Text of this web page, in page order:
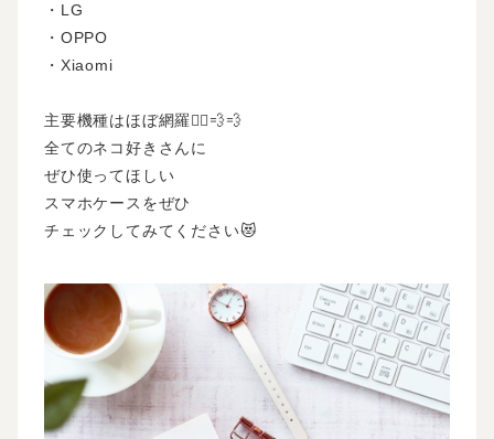
・LG
・OPPO
・Xiaomi
主要機種はほぼ網羅🏃‍♂️💨💨
全てのネコ好きさんに
ぜひ使ってほしい
スマホケースをぜひ
チェックしてみてください😻